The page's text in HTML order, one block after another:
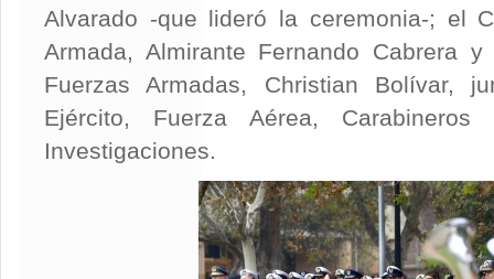
Alvarado -que lideró la ceremonia-; el
Armada, Almirante Fernando Cabrera
Fuerzas Armadas, Christian Bolívar,
Ejército, Fuerza Aérea,
Investigaciones.